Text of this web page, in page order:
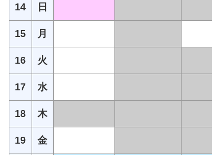
14 日
15 月
16 火
17 水
18 木
19 金